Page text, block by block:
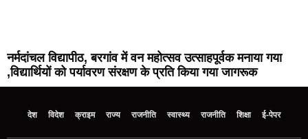
नर्मदांचल विद्यापीठ, बरगांव में वन महोत्सव उत्साहपूर्वक मनाया गया
,विद्यार्थियों को पर्यावरण संरक्षण के प्रति किया गया जागरूक
देश विदेश क्राइम राज्य राजनीति स्वास्थ्य राजनीति शिक्षा ई-पेपर